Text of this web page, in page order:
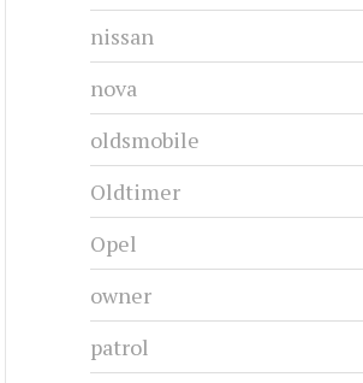
nissan
nova
oldsmobile
Oldtimer
Opel
owner
patrol